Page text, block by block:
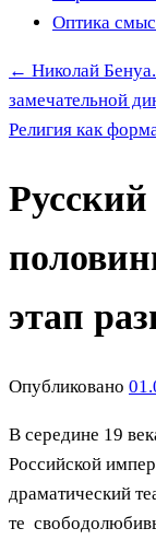
Оптика
← Николай
замечательной
Религия как
Русский
этап
Опубликовано
В середине 19
Российской
драматический
те